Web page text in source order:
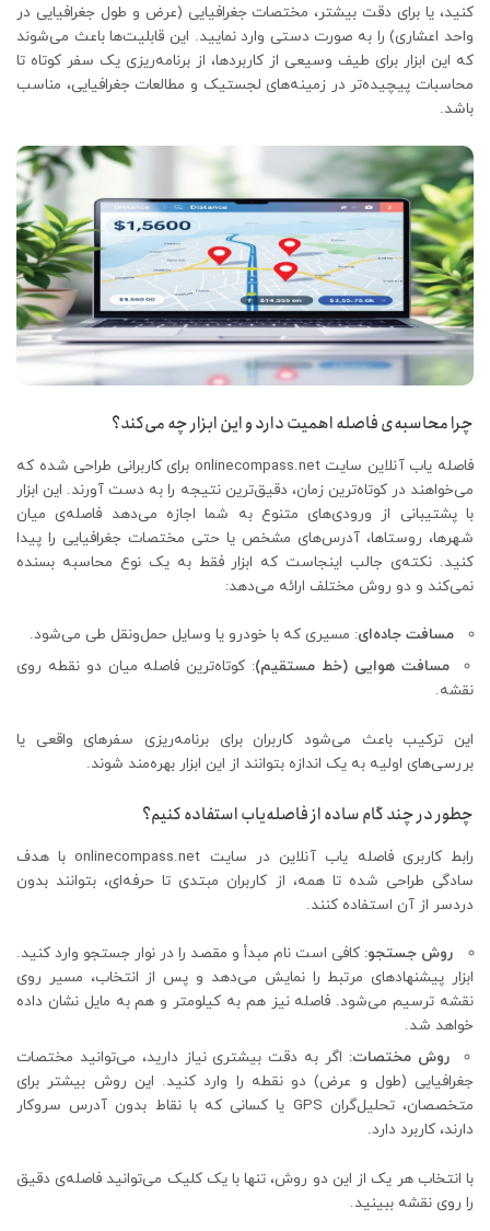
کنید، یا برای دقت بیشتر، مختصات جغرافیایی (عرض و طول جغرافیایی در
واحد اعشاری) را به صورت دستی وارد نمایید. این قابلیت‌ها باعث می‌شوند
که این ابزار برای طیف وسیعی از کاربردها، از برنامه‌ریزی یک سفر کوتاه تا
محاسبات پیچیده‌تر در زمینه‌های لجستیک و مطالعات جغرافیایی، مناسب
باشد.
چرا محاسبه‌ی فاصله اهمیت دارد و این ابزار چه می‌کند؟
فاصله یاب آنلاین سایت onlinecompass.net برای کاربرانی طراحی شده که
می‌خواهند در کوتاه‌ترین زمان، دقیق‌ترین نتیجه را به دست آورند. این ابزار
با پشتیبانی از ورودی‌های متنوع به شما اجازه می‌دهد فاصله‌ی میان
شهرها، روستاها، آدرس‌های مشخص یا حتی مختصات جغرافیایی را پیدا
کنید. نکته‌ی جالب اینجاست که ابزار فقط به یک نوع محاسبه بسنده
نمی‌کند و دو روش مختلف ارائه می‌دهد:
مسافت جاده‌ای: مسیری که با خودرو یا وسایل حمل‌ونقل طی می‌شود.
مسافت هوایی (خط مستقیم): کوتاه‌ترین فاصله میان دو نقطه روی
نقشه.
این ترکیب باعث می‌شود کاربران برای برنامه‌ریزی سفرهای واقعی یا
بررسی‌های اولیه به یک اندازه بتوانند از این ابزار بهره‌مند شوند.
چطور در چند گام ساده از فاصله‌یاب استفاده کنیم؟
رابط کاربری فاصله یاب آنلاین در سایت onlinecompass.net با هدف
سادگی طراحی شده تا همه، از کاربران مبتدی تا حرفه‌ای، بتوانند بدون
دردسر از آن استفاده کنند.
روش جستجو: کافی است نام مبدأ و مقصد را در نوار جستجو وارد کنید.
ابزار پیشنهادهای مرتبط را نمایش می‌دهد و پس از انتخاب، مسیر روی
نقشه ترسیم می‌شود. فاصله نیز هم به کیلومتر و هم به مایل نشان داده
خواهد شد.
روش مختصات: اگر به دقت بیشتری نیاز دارید، می‌توانید مختصات
جغرافیایی (طول و عرض) دو نقطه را وارد کنید. این روش بیشتر برای
متخصصان، تحلیل‌گران GPS یا کسانی که با نقاط بدون آدرس سروکار
دارند، کاربرد دارد.
با انتخاب هر یک از این دو روش، تنها با یک کلیک می‌توانید فاصله‌ی دقیق
را روی نقشه ببینید.